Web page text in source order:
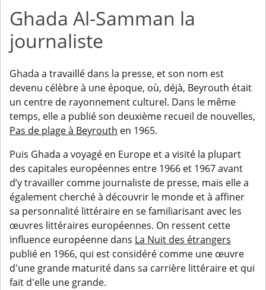
Ghada Al-Samman la
journaliste
Ghada a travaillé dans la presse, et son nom est
devenu célèbre à une époque, où, déjà, Beyrouth était
un centre de rayonnement culturel. Dans le même
temps, elle a publié son deuxième recueil de nouvelles,
Pas de plage à Beyrouth en 1965.
Puis Ghada a voyagé en Europe et a visité la plupart
des capitales européennes entre 1966 et 1967 avant
d’y travailler comme journaliste de presse, mais elle a
également cherché à découvrir le monde et à affiner
sa personnalité littéraire en se familiarisant avec les
œuvres littéraires européennes. On ressent cette
influence européenne dans La Nuit des étrangers
publié en 1966, qui est considéré comme une œuvre
d'une grande maturité dans sa carrière littéraire et qui
fait d'elle une grande.